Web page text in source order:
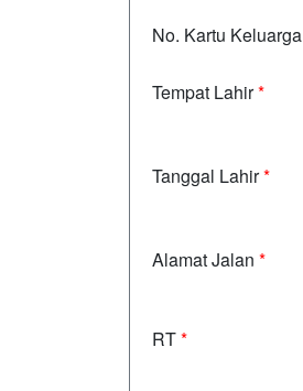
No. Kartu Keluarga
Tempat Lahir*
Tanggal Lahir*
Alamat Jalan *
RT*